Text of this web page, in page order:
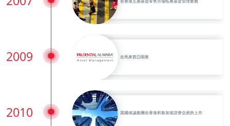
在香港互惠基金零售市場拓展基金管理業務
2009 在馬來西亞開業
2010 英國保誠集團在香港和新加坡證券交易所上市